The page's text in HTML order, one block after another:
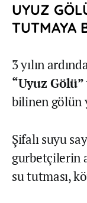
UYUZ
TUTMAYA
3 yılın
“Uyuz Gölü”
bilinen gölün
Şifalı suyu
gurbetçilerin
su tutması,